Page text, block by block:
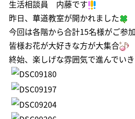
生活相談員 内藤です
昨日、華道教室が開かれました
今回は各階から合計15名様がご参加
皆様お花が大好きな方が大集合
終始、楽しげな雰囲気で進んでい